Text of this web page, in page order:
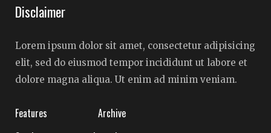
Disclaimer
Lorem ipsum dolor sit amet, consectetur adipisicing
elit, sed do eiusmod tempor incididunt ut labore et
dolore magna aliqua. Ut enim ad minim veniam.
Features
Archive